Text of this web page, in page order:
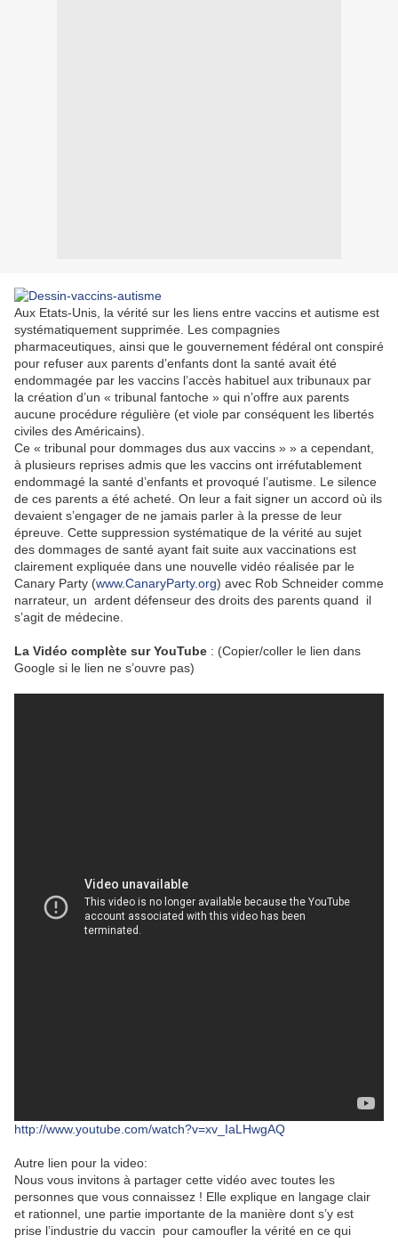
Aux Etats-Unis, la vérité sur les liens entre vaccins et autisme est
systématiquement supprimée. Les compagnies
pharmaceutiques, ainsi que le gouvernement fédéral ont conspiré
pour refuser aux parents d’enfants dont la santé avait été
endommagée par les vaccins l’accès habituel aux tribunaux par
la création d’un « tribunal fantoche » qui n’offre aux parents
aucune procédure régulière (et viole par conséquent les libertés
civiles des Américains).
Ce « tribunal pour dommages dus aux vaccins » » a cependant,
à plusieurs reprises admis que les vaccins ont irréfutablement
endommagé la santé d’enfants et provoqué l’autisme. Le silence
de ces parents a été acheté. On leur a fait signer un accord où ils
devaient s’engager de ne jamais parler à la presse de leur
épreuve. Cette suppression systématique de la vérité au sujet
des dommages de santé ayant fait suite aux vaccinations est
clairement expliquée dans une nouvelle vidéo réalisée par le
Canary Party (www.CanaryParty.org) avec Rob Schneider comme
narrateur, un ardent défenseur des droits des parents quand il
s’agit de médecine.
La Vidéo complète sur YouTube : (Copier/coller le lien dans
Google si le lien ne s’ouvre pas)
http://www.youtube.com/watch?v=xv_IaLHwgAQ
Autre lien pour la video:
Nous vous invitons à partager cette vidéo avec toutes les
personnes que vous connaissez ! Elle explique en langage clair
et rationnel, une partie importante de la manière dont s’y est
prise l’industrie du vaccin pour camoufler la vérité en ce qui